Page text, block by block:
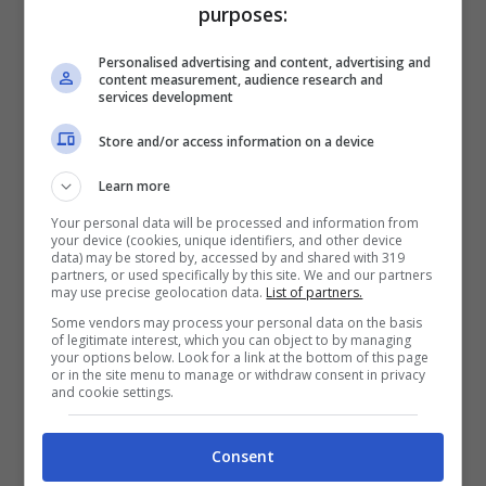
agli ottavi (Ansa Notizie.com)
E’ tostaSalome Kharatishvili, scrive fin da
purposes:
Personalised advertising and content, advertising and
content measurement, audience research and
services development
Store and/or access information on a device
Learn more
Your personal data will be processed and information from
your device (cookies, unique identifiers, and other device
data) may be stored by, accessed by and shared with 319
partners, or used specifically by this site. We and our partners
may use precise geolocation data. List of partners.
Some vendors may process your personal data on the basis
of legitimate interest, which you can object to by managing
your options below. Look for a link at the bottom of this page
or in the site menu to manage or withdraw consent in privacy
and cookie settings.
Consent